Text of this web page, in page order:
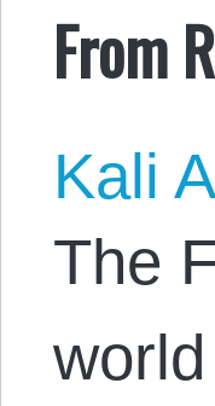
From
Kali
The